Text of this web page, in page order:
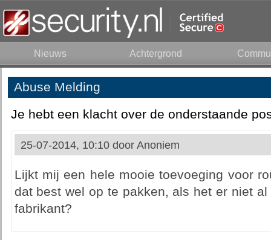
Nieuws Achtergrond
Abuse Melding
Je hebt een klacht over de onderstaande
25-07-2014, 10:10 door Anoniem
Lijkt mij een hele mooie toevoeging voor
dat best wel op te pakken, als het er niet
fabrikant?